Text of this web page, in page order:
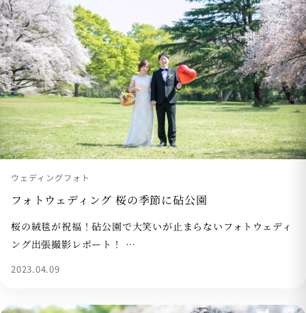
ウェディングフォト
フォトウェディング 桜の季節に砧公園
桜の絨毯が祝福！砧公園で大笑いが止まらないフォトウェディ
ング出張撮影レポート！ …
2023.04.09